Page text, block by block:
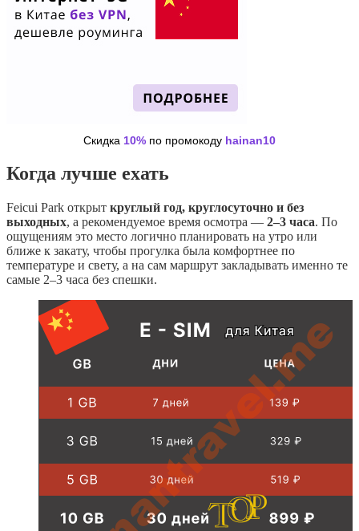
Скидка 10% по промокоду hainan10
Когда лучше ехать
Feicui Park открыт круглый год, круглосуточно и без
выходных, а рекомендуемое время осмотра — 2–3 часа. По
ощущениям это место логично планировать на утро или
ближе к закату, чтобы прогулка была комфортнее по
температуре и свету, а на сам маршрут закладывать именно те
самые 2–3 часа без спешки.